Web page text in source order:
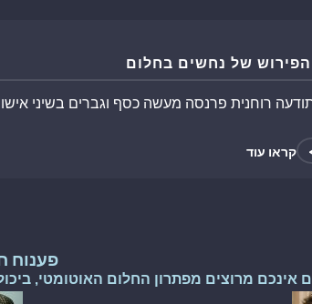
של נחשים בחלום
רוחנית פרנסה מעשה כסף וגברים בשיני
קראו עוד
פענוח
אינכם מרוצים מפתרון החלום האוטומטי,